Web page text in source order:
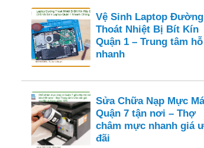
Vệ Sinh Laptop Đường
Thoát Nhiệt Bị Bít Kín
Quận 1 – Trung tâm
nhanh
Sửa Chữa Nạp Mực
Quận 7 tận nơi – Thợ
châm mực nhanh giá
đãi